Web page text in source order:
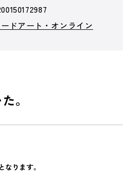
ドアート・オンライン
。
なります。